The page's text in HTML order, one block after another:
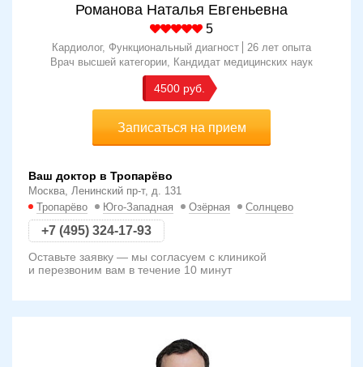
Романова Наталья Евгеньевна
5
Кардиолог, Функциональный диагност
26 лет опыта
Врач высшей категории Кандидат медицинских наук
4500
Записаться на прием
Ваш доктор в Тропарёво
Москва, Ленинский пр-т, д. 131
Тропарёво
Юго-Западная Озёрная Солнцево
+7 (495) 324-17-93
Оставьте заявку — мы согласуем с клиникой
и перезвоним вам в течение 10 минут